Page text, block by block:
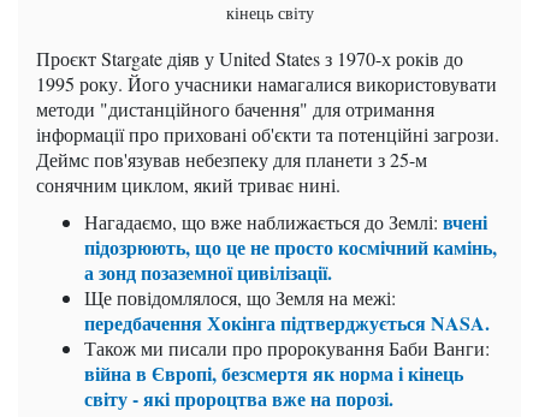
кінець світу
Проєкт Stargate діяв у United States з 1970-х років до
1995 року. Його учасники намагалися використовувати
методи "дистанційного бачення" для отримання
інформації про приховані об'єкти та потенційні загрози.
Деймс пов'язував небезпеку для планети з 25-м
сонячним циклом, який триває нині.
Нагадаємо, що вже наближається до Землі: вчені
підозрюють, що це не просто космічний камінь,
а зонд позаземноїцивілізації.
Ще повідомлялося, що Земля на межі:
передбачення Хокінга підтверджується NASA.
Також ми писали про пророкування Баби Ванги:
війна в Європі, безсмертя як норма і кінець
світу - які пророцтва вже на порозі.